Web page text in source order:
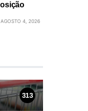
AGOSTO 4, 2026
313